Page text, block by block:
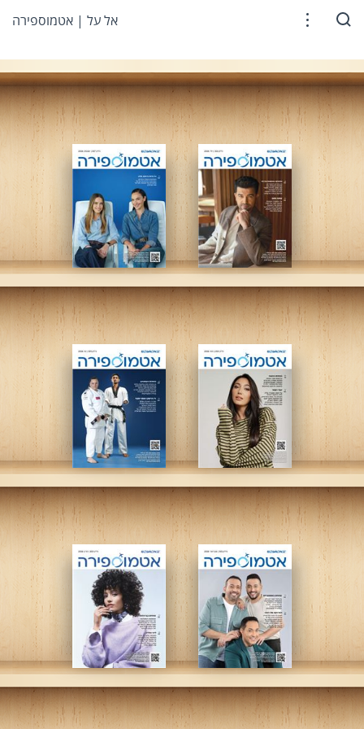
אל על | אטמוספירה